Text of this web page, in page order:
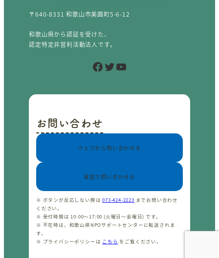
〒640-8331 和歌山市美園町5-6-12
和歌山県から認証を受けた、
認定特定非営利活動法人です。
Facebook Twitter YouTube
お問い合わせ
ウェブから問い合わせる
電話で問い合わせる
※ ボタンが反応しない際は073-424-2223 までお問い合わせ
ください。
※ 受付時間は 10:00〜17:00 (火曜日〜金曜日) です。
※ 不在時は、和歌山県NPOサポートセンターに転送されま
す。
※ プライバシーポリシーは こちら をご覧ください。